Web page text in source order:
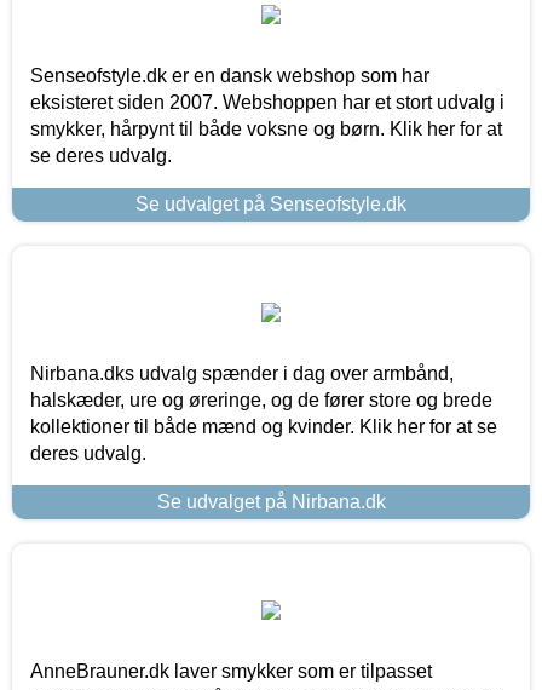
Senseofstyle.dk er en dansk webshop som har
eksisteret siden 2007. Webshoppen har et stort udvalg i
smykker, hårpynt til både voksne og børn. Klik her for at
se deres udvalg.
Se udvalget på Senseofstyle.dk
Nirbana.dks udvalg spænder i dag over armbånd,
halskæder, ure og øreringe, og de fører store og brede
kollektioner til både mænd og kvinder. Klik her for at se
deres udvalg.
Se udvalget på Nirbana.dk
AnneBrauner.dk laver smykker som er tilpasset